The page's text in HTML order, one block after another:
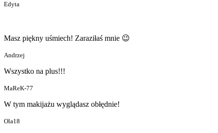
Edyta
Masz piękny uśmiech! Zaraziłaś mnie 😉
Andrzej
Wszystko na plus!!!
MaReK-77
W tym makijażu wyglądasz obłędnie!
Ola18